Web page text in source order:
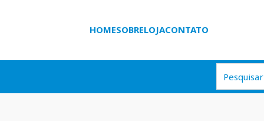
HOMESOBRELOJACONTATO